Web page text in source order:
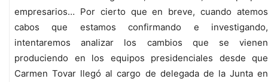
empresarios… Por cierto que en breve, cuando atemos
cabos que estamos confirmando e investigando,
intentaremos analizar los cambios que se vienen
produciendo en los equipos presidenciales desde que
Carmen Tovar llegó al cargo de delegada de la Junta en